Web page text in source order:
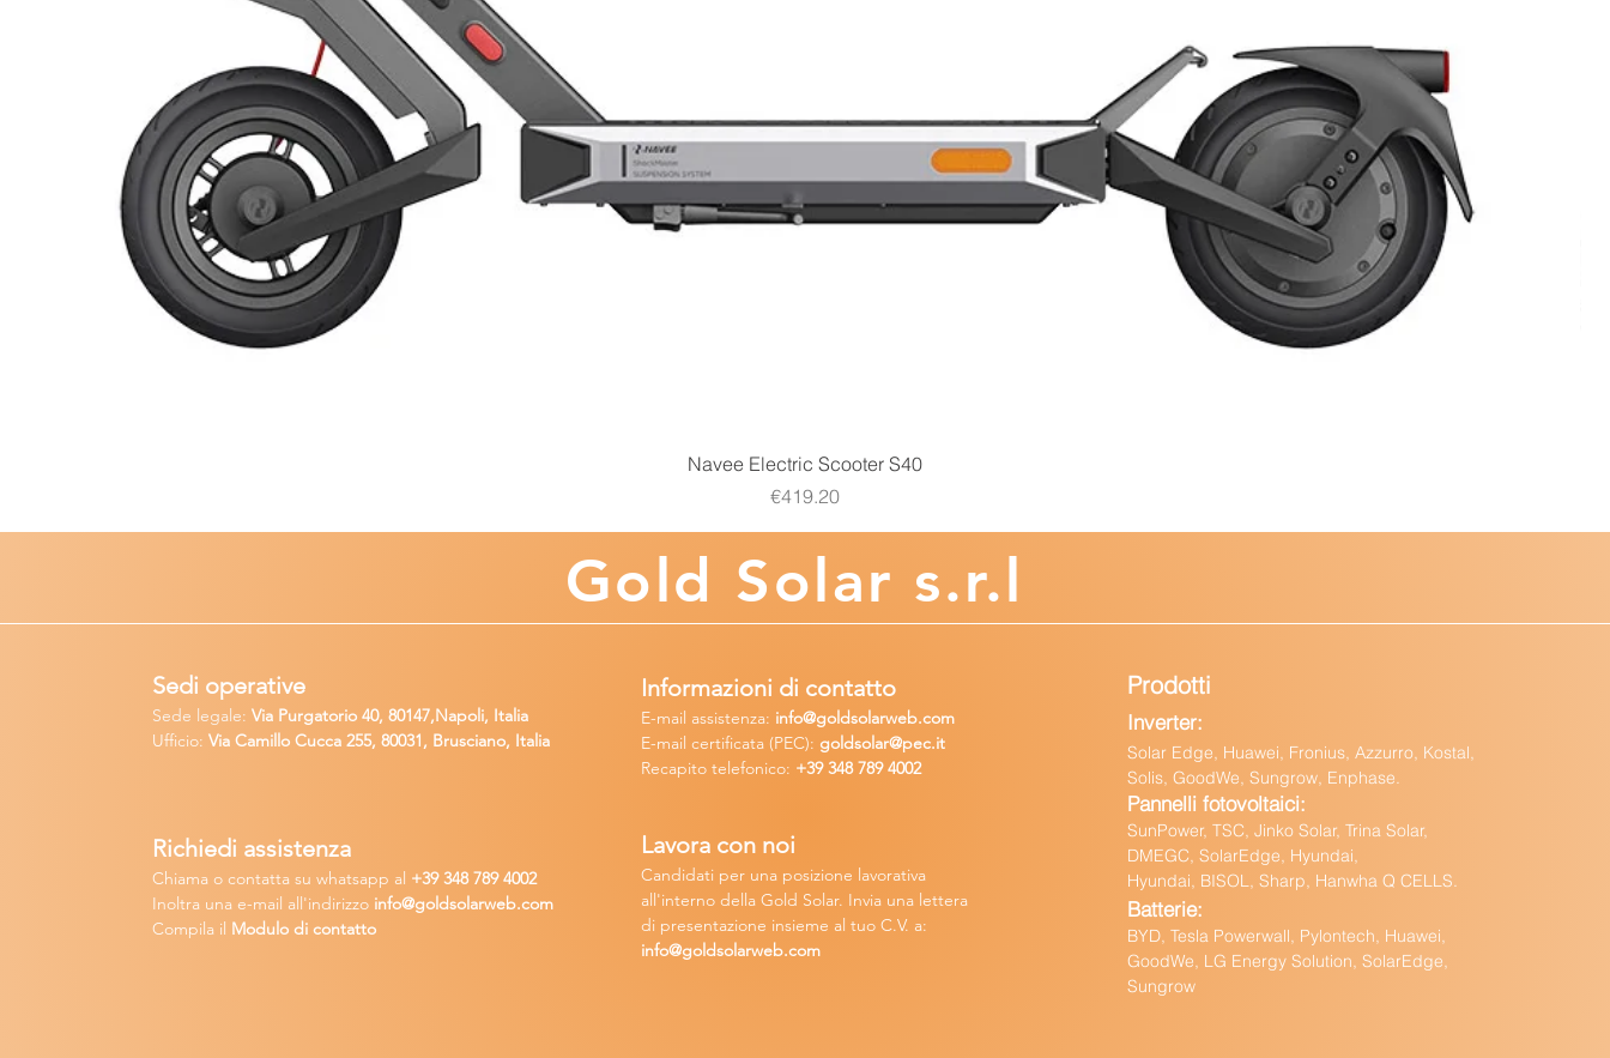
Quick View
Navee Electric Scooter S40
Price
€419.20
Gold Solar s.r.l
Sedi operative
Sede legale:Via Purgatorio 40, 80147,Napoli, Italia
Ufficio:Via Camillo Cucca 255, 80031, Brusciano, Italia
Richiedi assistenza
Chiama o contatta su whatsapp al +39 348 789 4002
Inoltra una e-mail all'indirizzo info@goldsolarweb.com
Compila il Modulo di contatto
Lavora con noi
Candidati per una posizione lavorativa
all'interno della Gold Solar. Invia una lettera
di presentazione insieme al tuo C.V. a:
info@goldsolarweb.com
Informazioni di contatto
E-mail assistenza: info@goldsolarweb.com
E-mail certificata (PEC): goldsolar@pec.it
Recapito telefonico: +39 348789 4002
Prodotti
Inverter:
Solar Edge, Huawei, Fronius, Azzurro, Kostal,
Solis, GoodWe, Sungrow, Enphase.
Pannelli fotovoltaici:
SunPower, TSC, Jinko Solar, Trina Solar,
DMEGC, SolarEdge, Hyundai,
Hyundai, BISOL, Sharp, Hanwha Q CELLS.
Batterie:
BYD, Tesla Powerwall, Pylontech, Huawei,
GoodWe, LG Energy Solution, SolarEdge,
Sungrow